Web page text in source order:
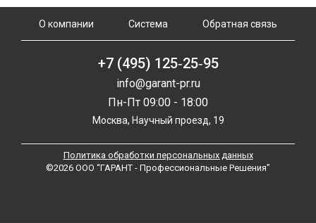
О компании Система Обратная связь
+7 (495) 125‑25‑95
info@garant-pr.ru
Пн-Пт 09:00 - 18:00
Москва, Научный проезд, 19
Политика обработки персональных данных
©2026 ООО “ГАРАНТ - Профессиональные Решения”